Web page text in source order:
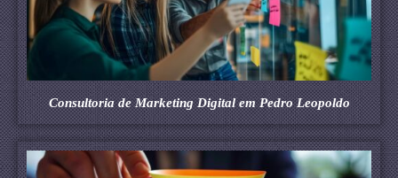
Consultoria de Marketing Digital em Pedro Leopoldo